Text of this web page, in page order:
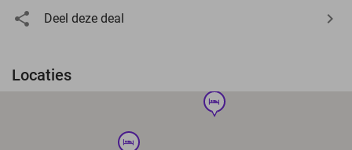
Deel deze deal
Locaties
hotel
hotel